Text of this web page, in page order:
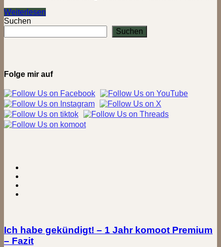
Tagesausflug
Schwerin
Die
Seen
Wälder
Weiterlesen
Suchen
Suchen
Folge mir auf
Ich habe gekündigt! – 1 Jahr komoot Premium
– Fazit